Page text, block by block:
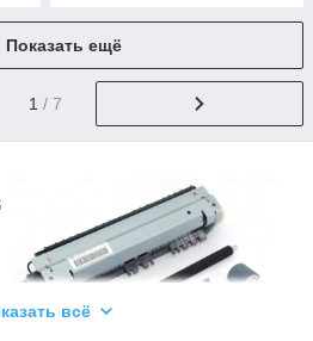
Показать ещё
1 / 7
всё